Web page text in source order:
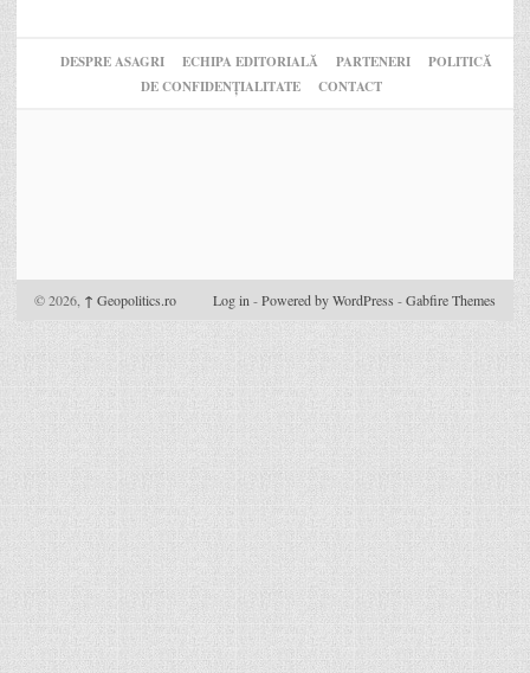
DESPRE ASAGRI ECHIPA EDITORIALĂ PARTENERI
POLITICĂ
DE CONFIDENȚIALITATE
CONTACT
© 2026, ↑ Geopolitics.ro Log in -Powered by WordPress -Gabfire Themes